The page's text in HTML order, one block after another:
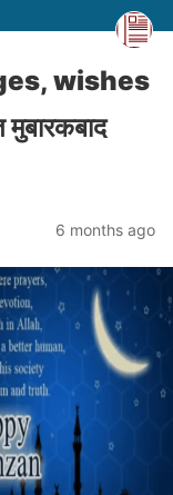
wishes
6 months ago